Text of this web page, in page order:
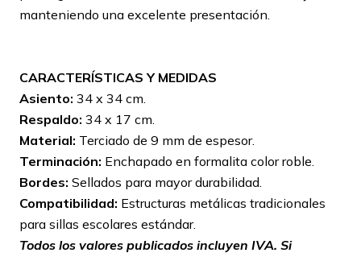
manteniendo una excelente presentación.
CARACTERÍSTICAS Y MEDIDAS
Asiento: 34 x 34 cm.
Respaldo: 34 x 17 cm.
Material: Terciado de 9 mm de espesor.
Terminación: Enchapado en formalita color roble.
Bordes: Sellados para mayor durabilidad.
Compatibilidad: Estructuras metálicas tradicionales
para sillas escolares estándar.
Todos los valores publicados incluyen IVA. Si